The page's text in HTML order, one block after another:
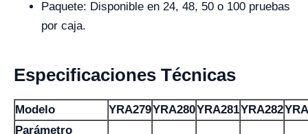
Paquete: Disponible en 24, 48, 50 o 100 pruebas
por caja.
Especificaciones Técnicas
Modelo YRA279YRA280YRA281YRA282
Parámetro